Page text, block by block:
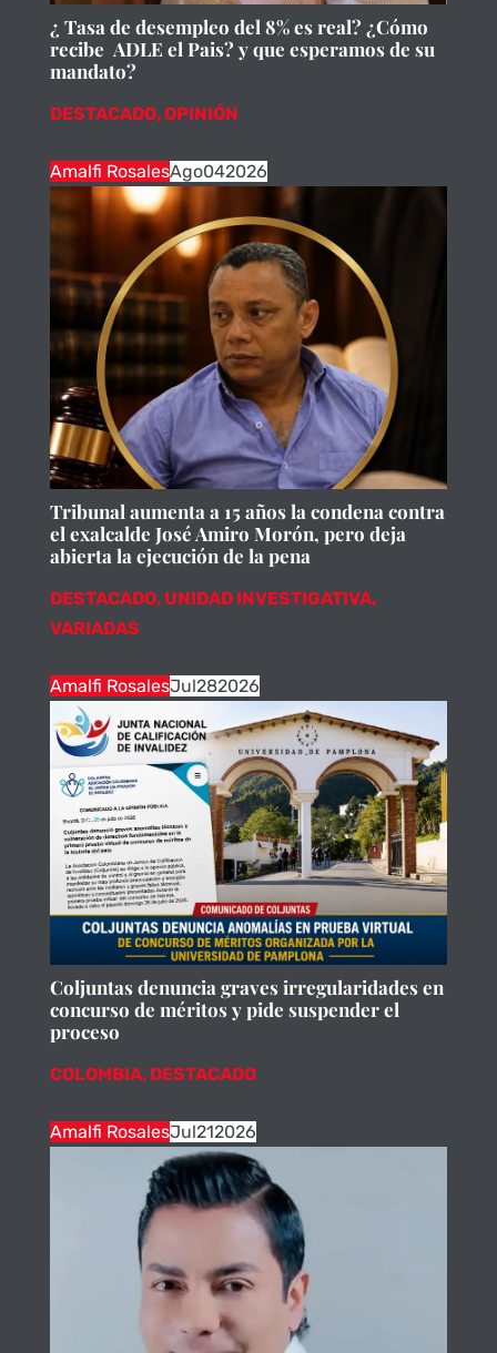
¿ Tasa de desempleo del 8% es real? ¿Cómo
recibe ADLE el Pais? y que esperamos de su
mandato?
DESTACADO,OPINIÓN
Amalfi RosalesAgo042026
Tribunal aumenta a 15 años la condena contra
el exalcalde José Amiro Morón, pero deja
abierta la ejecución de la pena
DESTACADO, UNIDAD INVESTIGATIVA,
VARIADAS
Amalfi RosalesJul282026
Coljuntas denuncia graves irregularidades en
concurso de méritos y pide suspender el
proceso
COLOMBIA, DESTACADO
Amalfi RosalesJul212026